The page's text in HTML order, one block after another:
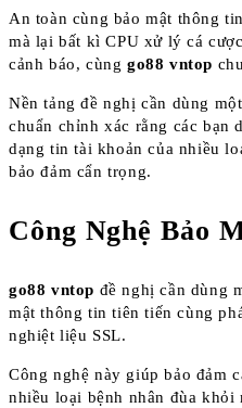
An toàn cùng bảo mật thông
mà lại bất kì CPU xử lý cá
cảnh báo, cùng go88 vntop
Nền tảng đề nghị cần dùng
chuẩn chỉnh xác rằng các bạn
dạng tin tài khoản của nhiều
bảo đảm cẩn trọng.
Công Nghệ Bảo
go88 vntop đề nghị cần dùng
mật thông tin tiên tiến cùng
nghiệt liệu SSL.
Công nghệ này giúp bảo đảm
nhiều loại bệnh nhân đùa khỏi